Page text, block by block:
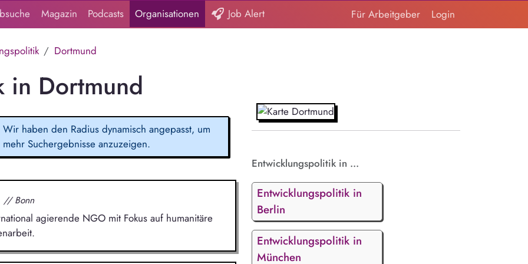
Magazin Podcasts Organisationen Job Alert Für Arbeitgeber Login
Dortmund
in Dortmund
Wir haben den Radius dynamisch angepasst, um
mehr Suchergebnisse anzuzeigen.
// Bonn
agierende NGO mit Fokus auf humanitäre
Entwicklungspolitik in ...
Entwicklungspolitik in
Berlin
Entwicklungspolitik in
München